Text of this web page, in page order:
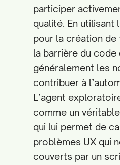
participer
qualité. En utilisant
pour la création
la barrière du code
généralement les
contribuer à
L’agent
comme un
qui lui permet de
problèmes UX qui
couverts par un